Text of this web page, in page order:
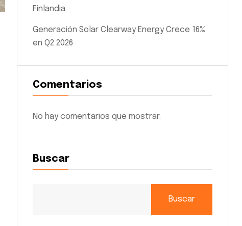
Finlandia
Generación Solar Clearway Energy Crece 16%
en Q2 2026
Comentarios
No hay comentarios que mostrar.
Buscar
Buscar